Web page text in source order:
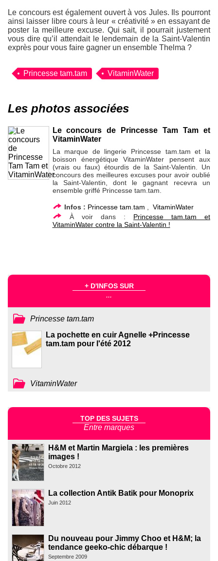
Le concours est également ouvert à vos Jules. Ils pourront
ainsi laisser libre cours à leur « créativité » en essayant de
poster la meilleure excuse. Qui sait, il pourrait justement
vous dire qu’il attendait le lendemain de la Saint-Valentin
exprès pour vous faire gagner un ensemble Thelma ?
Princesse tam.tam VitaminWater
Les photos associées
Le concours de Princesse Tam Tam et
VitaminWater
La marque de lingerie Princesse tam.tam et la
boisson énergétique VitaminWater pensent aux
(vrais ou faux) étourdis de la Saint-Valentin. Un
concours des meilleures excuses pour avoir oublié
la Saint-Valentin, dont le gagnant recevra un
ensemble griffé Princesse tam.tam.
Infos : Princesse tam.tam , VitaminWater
À voir dans : Princesse tam.tam et
VitaminWater contre la Saint-Valentin !
+ D'INFOS SUR
...
Princesse tam.tam
La pochette en cuir Agnelle +Princesse
tam.tam pour l'été 2012
VitaminWater
TOP DES SUJETS
Entre marques
H&M et Martin Margiela : les premières
images !
Octobre 2012
La collection Antik Batik pour Monoprix
Juin 2012
Du nouveau pour Jimmy Choo et H&M; la
tendance geeko-chic débarque !
Septembre 2009